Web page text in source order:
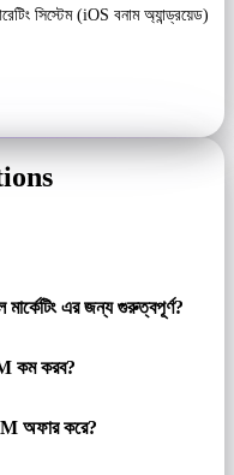
সিস্টেম (iOS বনাম অ্যান্ড্রয়েড)
এর জন্য গুরুত্বপূর্ণ?
কম করব?
অফার করে?